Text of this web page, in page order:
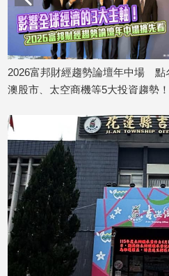
星
生
活
內
設
計
旅
遊/
美
星
邦財經趨勢論壇年中場 點名美
太空商機等5大投資趨勢！